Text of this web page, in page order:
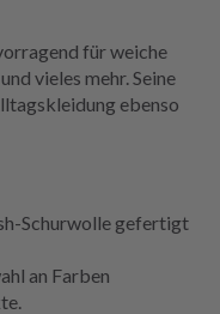
für weiche
vieles mehr. Seine
ebenso
Schurwolle gefertigt
an Farben